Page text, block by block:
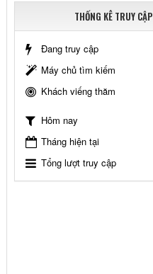
THỐNG KÊ TRUY CẬP
Đang truy cập
Máy chủ tìm kiếm
Khách viếng thăm
Hôm nay
Tháng hiện tại
Tổng lượt truy cập